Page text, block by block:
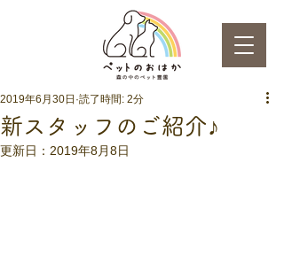
新スタッフのご紹介♪
2019年6月30日 読了時間: 2分
更新日： 2019年8月8日